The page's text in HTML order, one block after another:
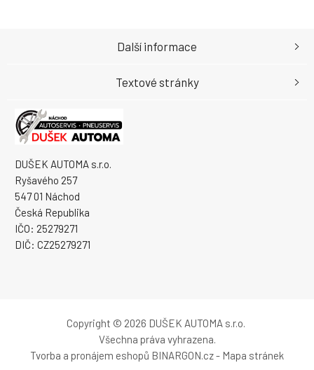
DUŠEK AUTOMA s.r.o.
Ryšavého 257
547 01 Náchod
Česká Republika
IČO: 25279271
DIČ: CZ25279271
Další informace
Textové stránky
Copyright © 2026 DUŠEK AUTOMA s.r.o.
Všechna práva vyhrazena.
Tvorba a pronájem eshopů BINARGON.cz- Mapa stránek